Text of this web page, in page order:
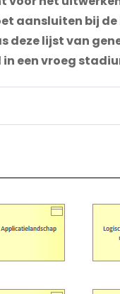
aansluiten bij
deze lijst van
een vroeg